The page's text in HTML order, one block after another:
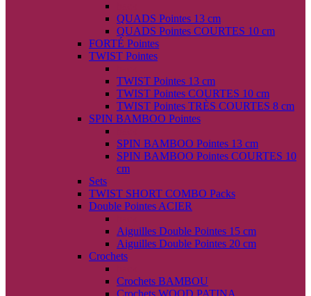
QUADS Pointes 13 cm
QUADS Pointes COURTES 10 cm
FORTÉ Pointes
TWIST Pointes
TWIST Pointes 13 cm
TWIST Pointes COURTES 10 cm
TWIST Pointes TRÈS COURTES 8 cm
SPIN BAMBOO Pointes
SPIN BAMBOO Pointes 13 cm
SPIN BAMBOO Pointes COURTES 10
cm
Sets
TWIST SHORT COMBO Packs
Double Pointes ACIER
Aiguilles Double Pointes 15 cm
Aiguilles Double Pointes 20 cm
Crochets
Crochets BAMBOU
Crochets WOOD PATINA